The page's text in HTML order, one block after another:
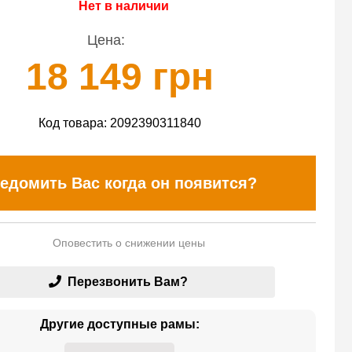
Нет в наличии
Цена:
18 149 грн
Код товара: 2092390311840
Вас когда он появится?
Оповестить о снижении цены
Перезвонить Вам?
Другие доступные рамы: